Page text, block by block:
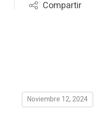
Compartir
Noviembre 12, 2024